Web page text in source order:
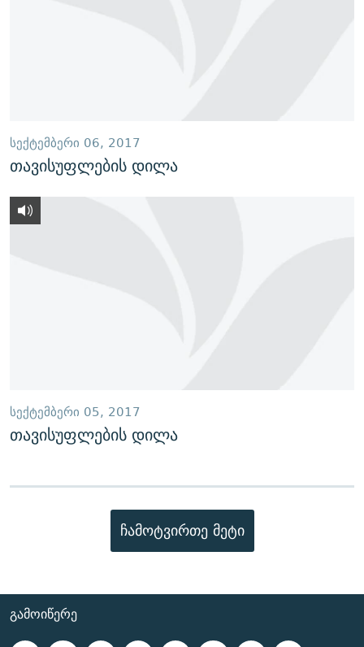
ᲡᲔᲥᲢᲔᲛᲑᲔᲠᲘ 06, 2017
თავისუფლების დილა
ᲡᲔᲥᲢᲔᲛᲑᲔᲠᲘ 05, 2017
თავისუფლების დილა
ჩამოტვირთე მეტი
ᲒᲐᲛᲝᲘᲬᲔᲠᲔ